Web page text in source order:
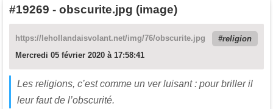
#19269 - obscurite.jpg (image)
https://lehollandaisvolant.net/img/76/obscurite.jpg
religion
Mercredi 05 février 2020 à 17:58:41
Les religions, c’est comme un ver luisant : pour briller il
leur faut de l’obscurité.